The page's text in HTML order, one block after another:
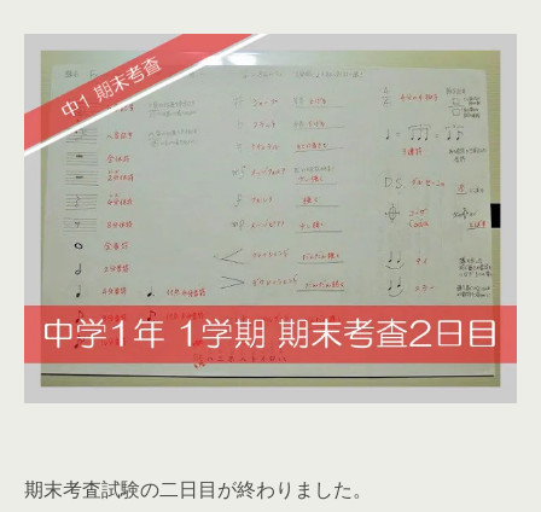
期末考査試験の二日目が終わりました。